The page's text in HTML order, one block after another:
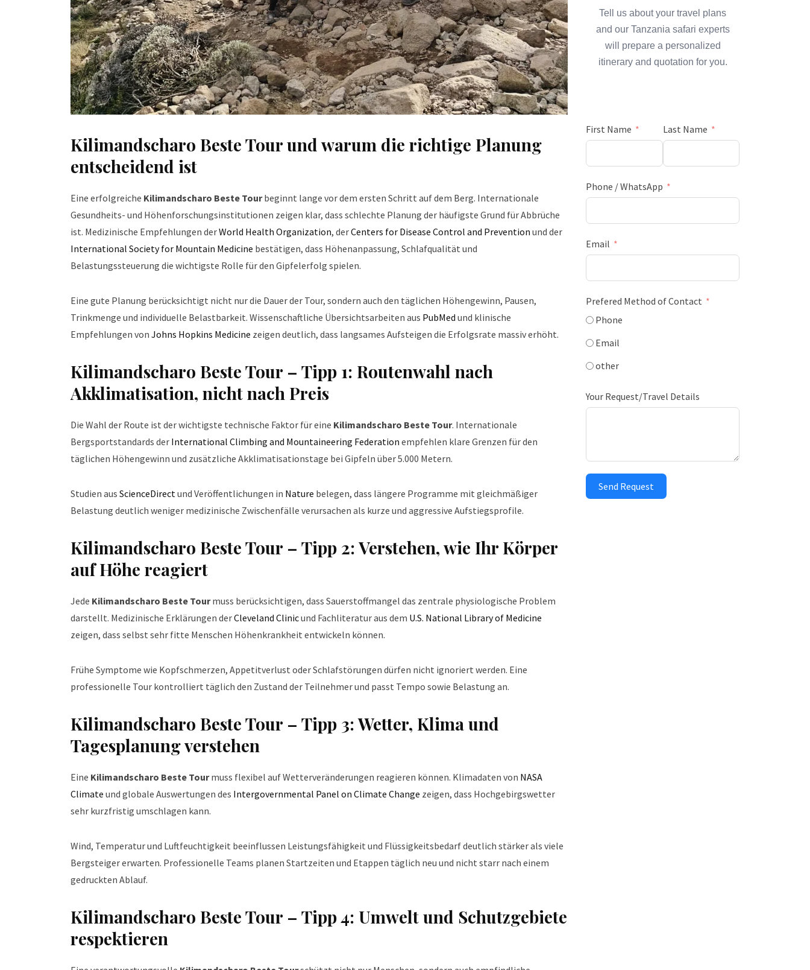
Kilimandscharo Beste Tour und warum die richtige Planung
entscheidend ist
Eine erfolgreiche Kilimandscharo Beste Tourbeginnt lange vor dem ersten Schritt auf dem Berg. Internationale
Gesundheits- und Höhenforschungsinstitutionen zeigen klar, dass schlechte Planung der häufigste Grund für Abbrüche
ist. Medizinische Empfehlungen derWorld Health Organization, derCenters for Disease Control and Prevention und der
International Society for Mountain Medicine bestätigen, dass Höhenanpassung, Schlafqualität und
Belastungssteuerung die wichtigste Rolle für den Gipfelerfolg spielen.
Eine gute Planung berücksichtigt nicht nur die Dauer der Tour, sondern auch den täglichen Höhengewinn, Pausen,
Trinkmenge und individuelle Belastbarkeit. Wissenschaftliche Übersichtsarbeiten aus PubMed und klinische
Empfehlungen von Johns Hopkins Medicine zeigen deutlich, dass langsames Aufsteigen die Erfolgsrate massiv erhöht.
Kilimandscharo Beste Tour – Tipp 1: Routenwahl nach
Akklimatisation, nicht nach Preis
Die Wahl der Route ist der wichtigste technische Faktor für eine Kilimandscharo Beste Tour. Internationale
Bergsportstandards der International Climbing and Mountaineering Federation empfehlen klare Grenzen für den
täglichen Höhengewinn und zusätzliche Akklimatisationstage bei Gipfeln über 5.000 Metern.
Studien aus ScienceDirect und Veröffentlichungen in Nature belegen, dass längere Programme mit gleichmäßiger
Belastung deutlich weniger medizinische Zwischenfälle verursachen als kurze und aggressive Aufstiegsprofile.
Kilimandscharo Beste Tour – Tipp 2: Verstehen, wie Ihr Körper
auf Höhe reagiert
Jede Kilimandscharo Beste Tourmuss berücksichtigen, dass Sauerstoffmangel das zentrale physiologische Problem
darstellt. Medizinische Erklärungen derCleveland Clinicund Fachliteratur aus dem U.S. National Library of Medicine
zeigen, dass selbst sehr fitte Menschen Höhenkrankheit entwickeln können.
Frühe Symptome wie Kopfschmerzen, Appetitverlust oder Schlafstörungen dürfen nicht ignoriert werden. Eine
professionelle Tour kontrolliert täglich den Zustand der Teilnehmer und passt Tempo sowie Belastung an.
Kilimandscharo Beste Tour – Tipp 3: Wetter, Klima und
Tagesplanung verstehen
Eine Kilimandscharo Beste Tourmuss flexibel auf Wetterveränderungen reagieren können. Klimadaten von NASA
Climate und globale Auswertungen des Intergovernmental Panel on Climate Change zeigen, dass Hochgebirgswetter
sehr kurzfristig umschlagen kann.
Wind, Temperatur und Luftfeuchtigkeit beeinflussen Leistungsfähigkeit und Flüssigkeitsbedarf deutlich stärker als viele
Bergsteiger erwarten. Professionelle Teams planen Startzeiten und Etappen täglich neu und nicht starr nach einem
gedruckten Ablauf.
Kilimandscharo Beste Tour – Tipp 4: Umwelt und Schutzgebiete
respektieren
Tell us about your travel plans
and our Tanzania safari experts
will prepare a personalized
itinerary and quotation for you.
First Name Last Name
Phone / WhatsApp
Email
Prefered Method of Contact
Phone
Email
other
Your Request/Travel Details
Send Request